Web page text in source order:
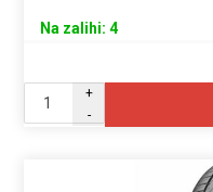
Na zalihi: 4
+
-